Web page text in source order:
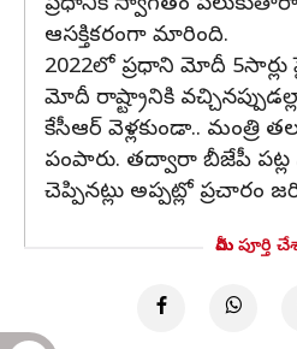
ఆసక్తికరంగా మారింది.
2022లో ప్రధాని మోదీ
మోదీ రాష్ట్రానికి
కేసీఆర్ వెళ్లకుండా.. మంత్రి
పంపారు. తద్వారా బీజేపీ పట్ల
చెప్పినట్లు అప్పట్లో ప్రచారం
మీరు పూర్తి